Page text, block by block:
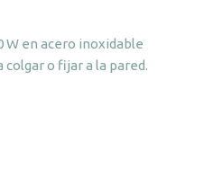
W en acero inoxidable
colgar o fijar a la pared.